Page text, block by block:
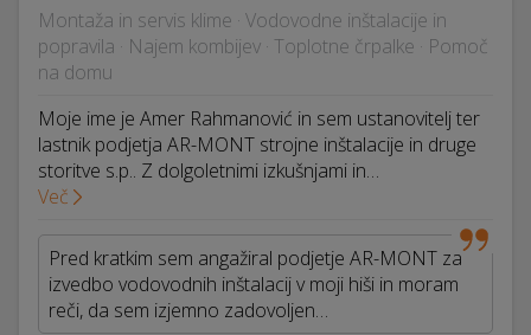
Montaža in servis klime · Vodovodne inštalacije in
popravila · Najem kombijev · Toplotne črpalke · Pomoč
na domu
Moje ime je Amer Rahmanović in sem ustanovitelj ter
lastnik podjetja AR-MONT strojne inštalacije in druge
storitve s.p.. Z dolgoletnimi izkušnjami in…
Več
Pred kratkim sem angažiral podjetje AR-MONT za
izvedbo vodovodnih inštalacij v moji hiši in moram
reči, da sem izjemno zadovoljen…